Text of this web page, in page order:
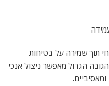
תוך שמירה על בטיחות
הגדול מאפשר ניצול אנכי